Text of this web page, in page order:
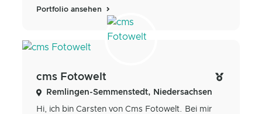
Portfolio ansehen
cms Fotowelt
Remlingen-Semmenstedt, Niedersachsen
Hi, ich bin Carsten von Cms Fotowelt. Bei mir